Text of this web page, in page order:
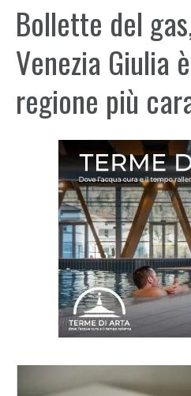
Bollette del
Venezia Giulia
regione più